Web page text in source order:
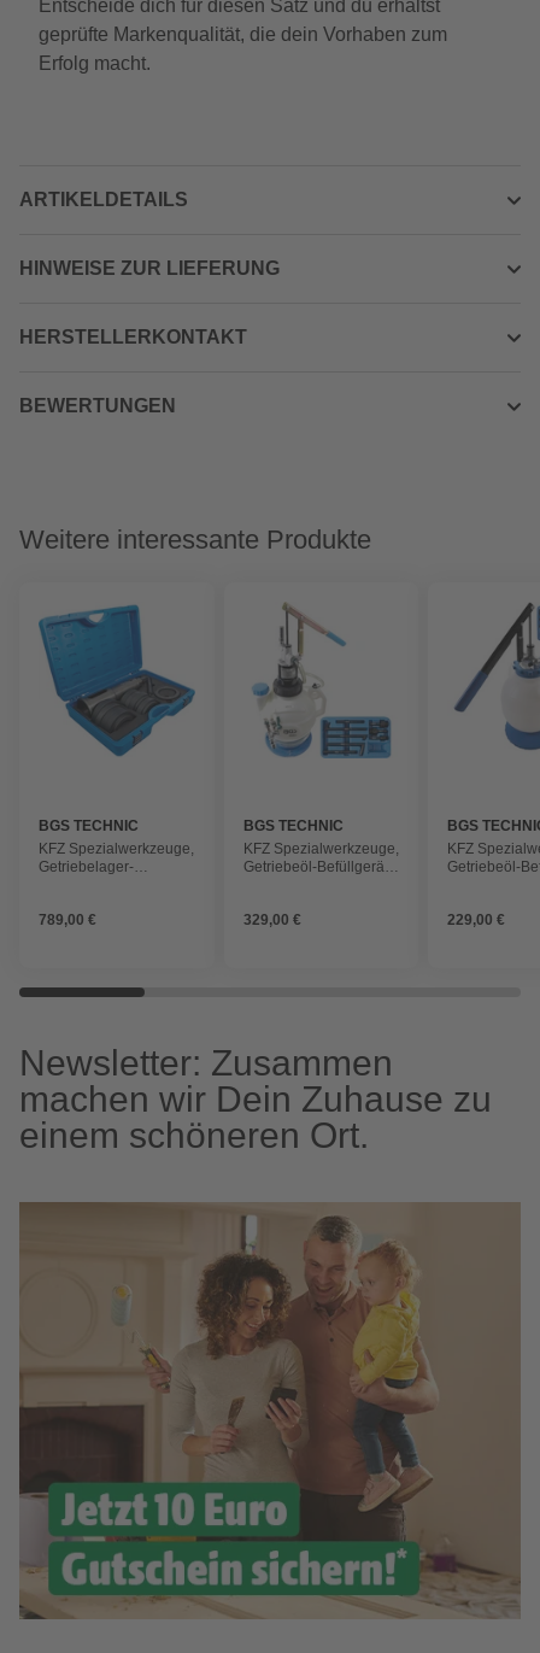
Entscheide dich für diesen Satz und du erhältst
geprüfte Markenqualität, die dein Vorhaben zum
Erfolg macht.
ARTIKELDETAILS
HINWEISE ZUR LIEFERUNG
HERSTELLERKONTAKT
BEWERTUNGEN
Weitere interessante Produkte
BGS TECHNIC
KFZ Spezialwerkzeuge,
Getriebelager-
789,00 €
BGS TECHNIC
KFZ Spezialwerkzeuge,
Getriebeöl-Befüllgerät
329,00 €
BGS
KFZ
Getriebeöl-
229,00 €
Newsletter: Zusammen
machen wir Dein Zuhause zu
einem schöneren Ort.